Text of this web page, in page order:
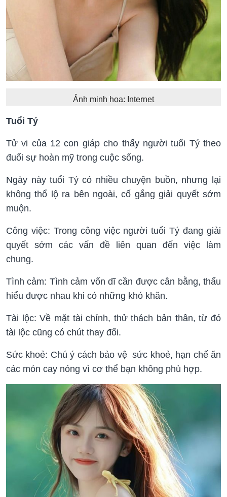
Ảnh minh họa: Internet
Tuổi Tý
Tử vi của 12 con giáp cho thấy người tuổi Tý theo
đuổi sự hoàn mỹ trong cuộc sống.
Ngày này tuổi Tý có nhiều chuyện buồn, nhưng lại
không thổ lộ ra bên ngoài, cố gắng giải quyết sớm
muộn.
Công việc: Trong công việc người tuổi Tý đang giải
quyết sớm các vấn đề liên quan đến việc làm
chung.
Tình cảm: Tình cảm vốn dĩ cần được cân bằng, thấu
hiểu được nhau khi có những khó khăn.
Tài lộc: Về mặt tài chính, thử thách bản thân, từ đó
tài lộc cũng có chút thay đổi.
Sức khoẻ: Chú ý cách bảo vệ sức khoẻ, hạn chế ăn
các món cay nóng vì cơ thể bạn không phù hợp.